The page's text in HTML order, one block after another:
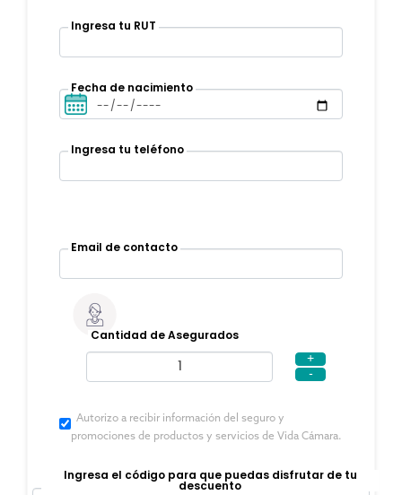
Ingresa tu RUT
Fecha de nacimiento
Ingresa tu teléfono
Email de contacto
Cantidad de Asegurados
+
-
Autorizo a recibir información del seguro y
promociones de productos y servicios de Vida Cámara.
Ingresa el código para que puedas disfrutar de tu
descuento